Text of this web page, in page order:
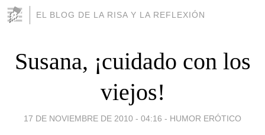
EL BLOG DE LA RISA Y LA REFLEXIÓN
Susana, ¡cuidado con los
viejos!
17 DE NOVIEMBRE DE 2010 - 04:16 - HUMOR ERÓTICO